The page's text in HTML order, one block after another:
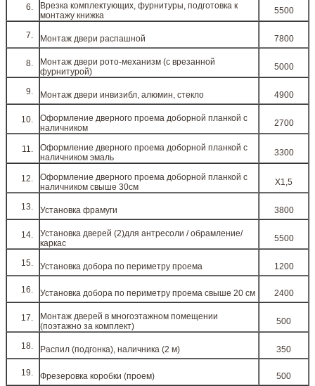
Врезка комплектующих, фурнитуры, подготовка к
монтажу книжка
5500
Монтаж двери распашной 7800
Монтаж двери рото-механизм (с врезанной
фурнитурой)
5000
Монтаж двери инвизибл, алюмин, стекло 4900
Оформление дверного проема доборной планкой с
наличником
2700
Оформление дверного проема доборной планкой с
наличником эмаль
3300
Оформление дверного проема доборной планкой с
наличником свыше 30см
Х1,5
Установка фрамуги 3800
Установка дверей (2)для антресоли / обрамление/
каркас
5500
Установка добора по периметру проема 1200
Установка добора по периметру проема свыше 20 см 2400
Монтаж дверей в многоэтажном помещении
(поэтажно за комплект)
500
Распил (подгонка), наличника (2 м) 350
Фрезеровка коробки (проем) 500